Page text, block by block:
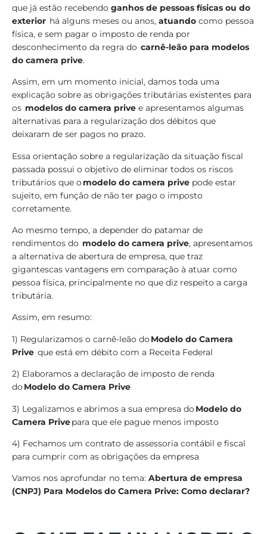
que já estão recebendo ganhos de pessoas físicas ou do
exterior há alguns meses ou anos, atuando como pessoa
física, e sem pagar o imposto de renda por
desconhecimento da regra do carnê-leão para modelos
do camera prive.
Assim, em um momento inicial, damos toda uma
explicação sobre as obrigações tributárias existentes para
os modelos do camera prive e apresentamos algumas
alternativas para a regularização dos débitos que
deixaram de ser pagos no prazo.
Essa orientação sobre a regularização da situação fiscal
passada possui o objetivo de eliminar todos os riscos
tributários que o modelo do camera prive pode estar
sujeito, em função de não ter pago o imposto
corretamente.
Ao mesmo tempo, a depender do patamar de
rendimentos do modelo do camera prive, apresentamos
a alternativa de abertura de empresa, que traz
gigantescas vantagens em comparação à atuar como
pessoa física, principalmente no que diz respeito a carga
tributária.
Assim, em resumo:
1) Regularizamos o carnê-leão do Modelo do Camera
Prive que está em débito com a Receita Federal
2) Elaboramos a declaração de imposto de renda
do Modelo do Camera Prive
3) Legalizamos e abrimos a sua empresa do Modelo do
Camera Privepara que ele pague menos imposto
4) Fechamos um contrato de assessoria contábil e fiscal
para cumprir com as obrigações da empresa
Vamos nos aprofundar no tema: Abertura de empresa
(CNPJ) Para Modelos do Camera Prive: Como declarar?